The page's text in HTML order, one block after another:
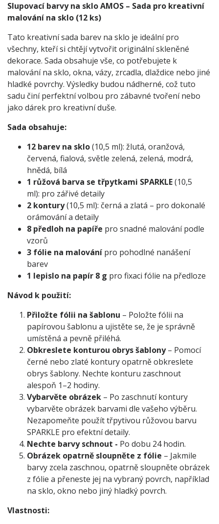
Slupovací barvy na sklo AMOS – Sada pro kreativní
malování na sklo (12 ks)
Tato kreativní sada barev na sklo je ideální pro
všechny, kteří si chtějí vytvořit originální skleněné
dekorace. Sada obsahuje vše, co potřebujete k
malování na sklo, okna, vázy, zrcadla, dlaždice nebo jiné
hladké povrchy. Výsledky budou nádherné, což tuto
sadu činí perfektní volbou pro zábavné tvoření nebo
jako dárek pro kreativní duše.
Sada obsahuje:
12 barev na sklo(10,5 ml): žlutá, oranžová,
červená, fialová, světle zelená, zelená, modrá,
hnědá, bílá
1 růžová barva se třpytkami SPARKLE(10,5
ml): pro zářivé detaily
2 kontury(10,5 ml): černá a zlatá – pro dokonalé
orámování a detaily
8 předloh na papíře pro snadné malování podle
vzorů
3 fólie na malování pro pohodlné nanášení
barev
1 lepislo na papír 8 g pro fixaci fólie na předloze
Návod k použití:
Přiložte fólii na šablonu – Položte fólii na
papírovou šablonu a ujistěte se, že je správně
umístěná a pevně přiléhá.
Obkreslete konturou obrys šablony– Pomocí
černé nebo zlaté kontury opatrně obkreslete
obrys šablony. Nechte konturu zaschnout
alespoň 1–2 hodiny.
Vybarvěte obrázek – Po zaschnutí kontury
vybarvěte obrázek barvami dle vašeho výběru.
Nezapomeňte použít třpytivou růžovou barvu
SPARKLE pro efektní detaily.
Nechte barvy schnout - Po dobu 24 hodin.
Obrázek opatrně sloupněte z fólie – Jakmile
barvy zcela zaschnou, opatrně sloupněte obrázek
z fólie a přeneste jej na vybraný povrch, například
na sklo, okno nebo jiný hladký povrch.
Vlastnosti: